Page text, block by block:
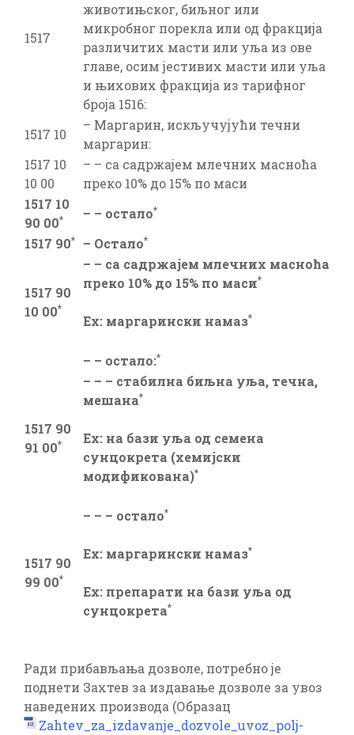
1517
животињског, биљног или
микробног порекла или од фракција
различитих масти или уља из ове
главе, осим јестивих масти или уља
и њихових фракција из тарифног
броја 1516:
1517 10
– Маргарин, искључујући течни
маргарин:
1517 10
10 00
– – са садржајем млечних масноћа
преко 10% дo 15% по маси
1517 10
90 00* – – остало*
1517 90* – Остало*
1517 90
10 00*
– – са садржајем млечних масноћа
преко 10% до 15% по маси*
Ex: маргарински намаз*
– – остало:*
1517 90
91 00*
– – – стабилна биљна уља, течна,
мешана*
Ex: на бази уља од семена
сунцокрета (хемијски
модификована)*
1517 90
99 00*
– – – остало*
Ex: маргарински намаз*
Ex: препарати на бази уља од
сунцокрета*
Ради прибављања дозволе, потребно је
поднети Захтев за издавање дозволе за увоз
наведених производа (Образац
Zahtev_za_izdavanje_dozvole_uvoz_polj-